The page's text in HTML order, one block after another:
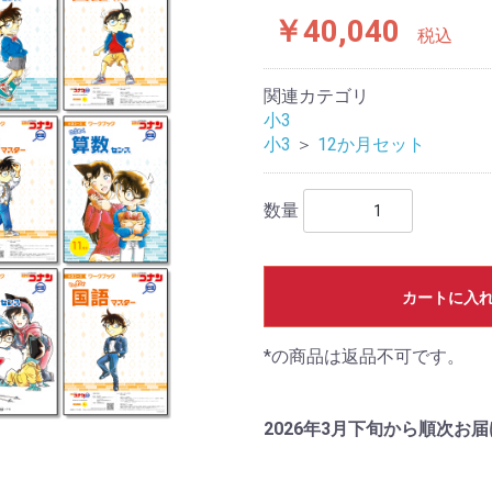
￥40,040 税込
関連カテゴリ
小3
小3 ＞ 12か月セット
数量
カートに入
*の商品は返品不可です。
2026年3月下旬から順次お届